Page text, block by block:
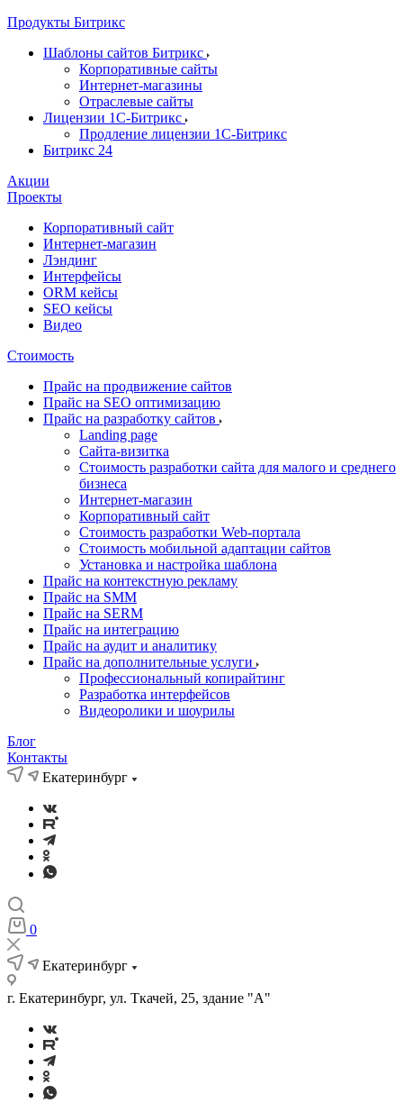
Продукты Битрикс
Шаблоны сайтов Битрикс
Корпоративные сайты
Интернет-магазины
Отраслевые сайты
Лицензии 1С-Битрикс
Продление лицензии 1С-Битрикс
Битрикс 24
Акции
Проекты
Корпоративный сайт
Интернет-магазин
Лэндинг
Интерфейсы
ORM кейсы
SEO кейсы
Видео
Стоимость
Прайс на продвижение сайтов
Прайс на SEO оптимизацию
Прайс на разработку сайтов
Landing page
Cайта-визитка
Стоимость разработки сайта для малого и среднего
бизнеса
Интернет-магазин
Корпоративный сайт
Стоимость разработки Web-портала
Стоимость мобильной адаптации сайтов
Установка и настройка шаблона
Прайс на контекстную рекламу
Прайс на SMM
Прайс на SERM
Прайс на интеграцию
Прайс на аудит и аналитику
Прайс на дополнительные услуги
Профессиональный копирайтинг
Разработка интерфейсов
Видеоролики и шоурилы
Блог
Контакты
Екатеринбург
0
Екатеринбург
г. Екатеринбург, ул. Ткачей, 25, здание "А"